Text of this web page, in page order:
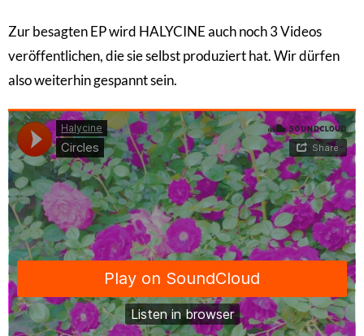
Zur besagten EP wird HALYCINE auch noch 3 Videos
veröffentlichen, die sie selbst produziert hat. Wir dürfen
also weiterhin gespannt sein.